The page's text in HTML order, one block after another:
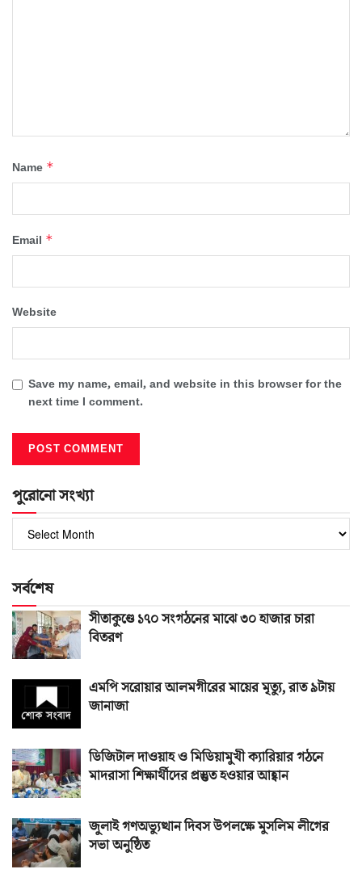
Name *
Email *
Website
Save my name, email, and website in this browser for the
next time I comment.
পুরোনো সংখ্যা
সংখ্যা
সর্বশেষ
সীতাকুণ্ডে ১৭০ সংগঠনের মাঝে ৩০ হাজার চারা
বিতরণ
এমপি সরোয়ার আলমগীরের মায়ের মৃত্যু, রাত ৯টায়
জানাজা
ডিজিটাল দাওয়াহ ও মিডিয়ামুখী ক্যারিয়ার গঠনে
মাদরাসা শিক্ষার্থীদের প্রস্তুত হওয়ার আহ্বান
জুলাই গণঅভ্যুত্থান দিবস উপলক্ষে মুসলিম লীগের
সভা অনুষ্ঠিত